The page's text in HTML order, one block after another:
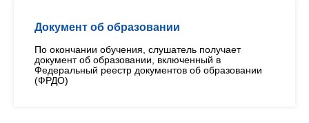
Документ об образовании
По окончании обучения, слушатель получает
документ об образовании, включенный в
Федеральный реестр документов об образовании
(ФРДО)